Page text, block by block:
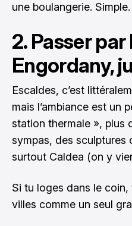
une boulangerie. Simple.
2. Passer
Engordany,
Escaldes, c’est
mais l’ambiance est un
station thermale », plus
sympas, des sculptures
surtout Caldea (on y
Si tu loges dans le
villes comme un seul